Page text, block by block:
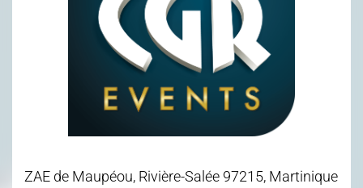
ZAE de Maupéou, Rivière-Salée 97215, Martinique